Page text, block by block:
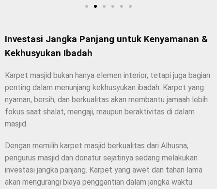
Investasi Jangka Panjang untuk Kenyamanan &
Kekhusyukan Ibadah
Karpet masjid bukan hanya elemen interior, tetapi juga bagian
penting dalam menunjang kekhusyukan ibadah. Karpet yang
nyaman, bersih, dan berkualitas akan membantu jamaah lebih
fokus saat shalat, mengaji, maupun beraktivitas di dalam
masjid.
Dengan memilih karpet masjid berkualitas dari Alhusna,
pengurus masjid dan donatur sejatinya sedang melakukan
investasi jangka panjang. Karpet yang awet dan tahan lama
akan mengurangi biaya penggantian dalam jangka waktu